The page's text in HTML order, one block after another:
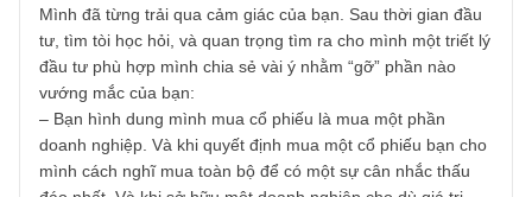
Có thể cổ phiếu đó không giá trị như bạn nghĩ. Hoặc niềm
tin vào cp đó của bạn như đủ lớn.
REPLY
Quan
30/11/2020 at 6:00 PM